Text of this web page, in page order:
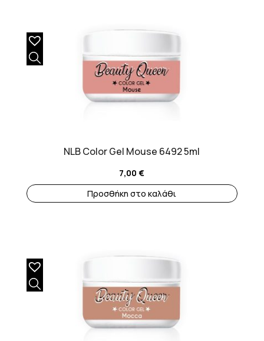
NLB Color Gel Mouse 6492 5ml
7,00€
Προσθήκη στο καλάθι